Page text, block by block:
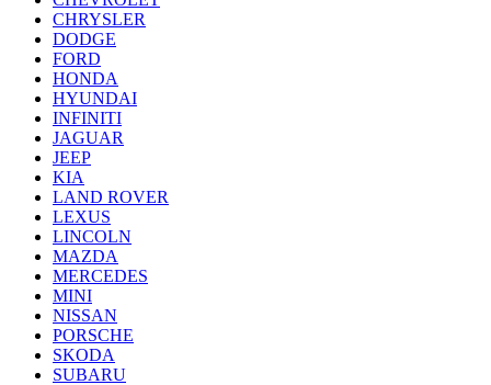
CHRYSLER
DODGE
FORD
HONDA
HYUNDAI
INFINITI
JAGUAR
JEEP
KIA
LAND ROVER
LEXUS
LINCOLN
MAZDA
MERCEDES
MINI
NISSAN
PORSCHE
SKODA
SUBARU